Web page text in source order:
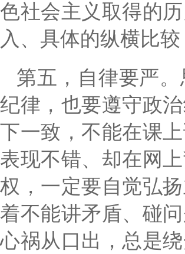
色社会主义取得的
入、具体的纵横比
第五，自律要严
纪律，也要遵守政
下一致，不能在课
表现不错、却在网
权，一定要自觉弘
着不能讲矛盾、碰
心祸从口出，总是